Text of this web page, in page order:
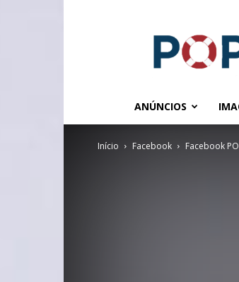
ANÚNCIOS
Início Facebook Facebook